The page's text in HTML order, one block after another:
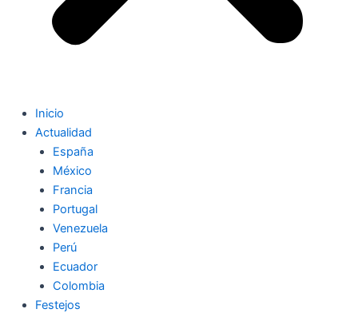
Inicio
Actualidad
España
México
Francia
Portugal
Venezuela
Perú
Ecuador
Colombia
Festejos